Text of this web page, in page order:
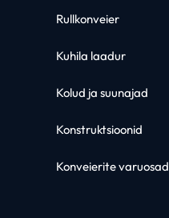
Rullkonveier
Kuhila laadur
Kolud ja suunajad
Konstruktsioonid
Konveierite varuosad